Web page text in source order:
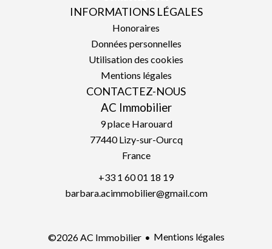
INFORMATIONS LÉGALES
Honoraires
Données personnelles
Utilisation des cookies
Mentions légales
CONTACTEZ-NOUS
AC Immobilier
9 place Harouard
77440Lizy-sur-Ourcq
France
+33 1 60 01 18 19
barbara.acimmobilier@gmail.com
©2026 AC Immobilier
Mentions légales